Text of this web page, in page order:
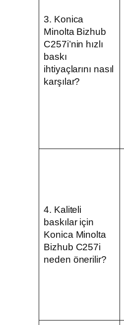
3. Konica
Minolta Bizhub
C257i’nin hızlı
baskı
ihtiyaçlarını nasıl
karşılar?
4. Kaliteli
baskılar için
Konica Minolta
Bizhub C257i
neden önerilir?